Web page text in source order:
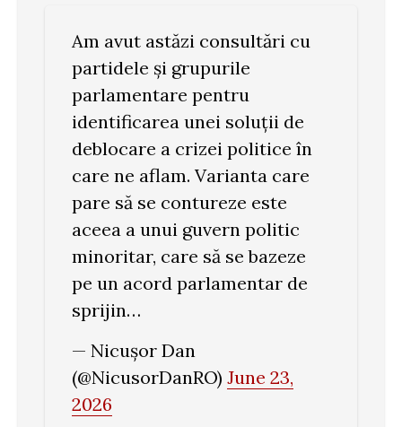
Am avut astăzi consultări cu
partidele și grupurile
parlamentare pentru
identificarea unei soluții de
deblocare a crizei politice în
care ne aflam. Varianta care
pare să se contureze este
aceea a unui guvern politic
minoritar, care să se bazeze
pe un acord parlamentar de
sprijin…
— Nicușor Dan
(@NicusorDanRO) June 23,
2026